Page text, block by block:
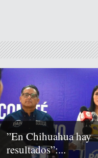
”En Chihuahua hay
resultados”:...